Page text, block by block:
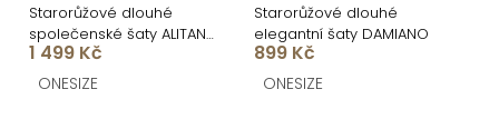
Starorůžové dlouhé
společenské šaty ALITAN
s rozparkem
1 499 Kč
ONESIZE
Starorůžové dlouhé
elegantní šaty DAMIANO
899 Kč
ONESIZE